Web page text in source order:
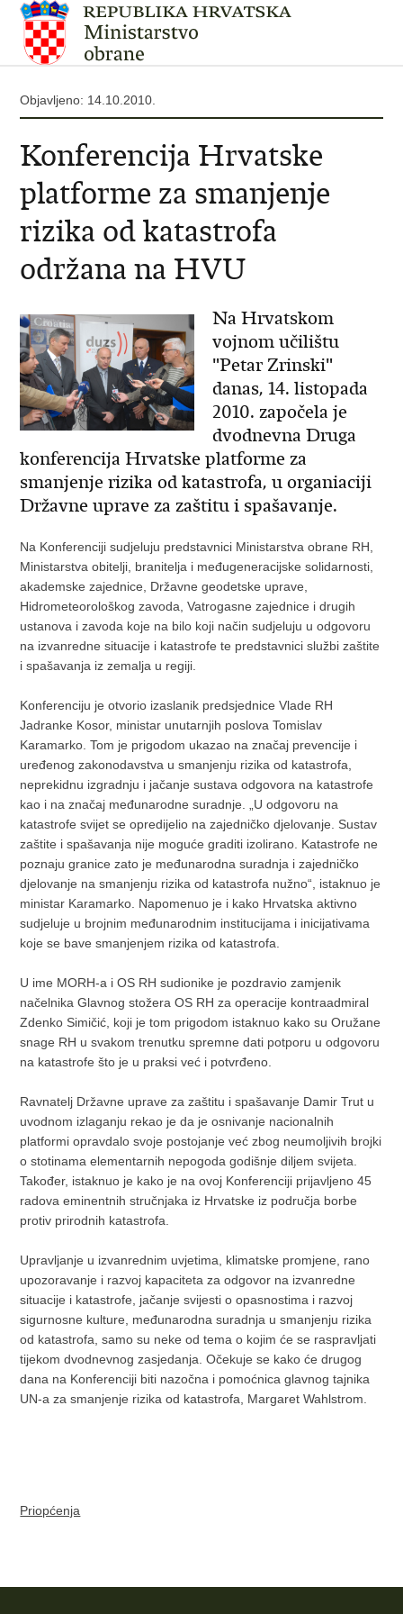
Objavljeno: 14.10.2010.
Konferencija Hrvatske
platforme za smanjenje
rizika od katastrofa
održana na HVU
Na Hrvatskom
vojnom učilištu
"Petar Zrinski"
danas, 14. listopada
2010. započela je
dvodnevna Druga
konferencija Hrvatske platforme za
smanjenje rizika od katastrofa, u organiaciji
Državne uprave za zaštitu i spašavanje.
Na Konferenciji sudjeluju predstavnici Ministarstva obrane RH,
Ministarstva obitelji, branitelja i međugeneracijske solidarnosti,
akademske zajednice, Državne geodetske uprave,
Hidrometeorološkog zavoda, Vatrogasne zajednice i drugih
ustanova i zavoda koje na bilo koji način sudjeluju u odgovoru
na izvanredne situacije i katastrofe te predstavnici službi zaštite
i spašavanja iz zemalja u regiji.
Konferenciju je otvorio izaslanik predsjednice Vlade RH
Jadranke Kosor, ministar unutarnjih poslova Tomislav
Karamarko. Tom je prigodom ukazao na značaj prevencije i
uređenog zakonodavstva u smanjenju rizika od katastrofa,
neprekidnu izgradnju i jačanje sustava odgovora na katastrofe
kao i na značaj međunarodne suradnje. „U odgovoru na
katastrofe svijet se opredijelio na zajedničko djelovanje. Sustav
zaštite i spašavanja nije moguće graditi izolirano. Katastrofe ne
poznaju granice zato je međunarodna suradnja i zajedničko
djelovanje na smanjenju rizika od katastrofa nužno“, istaknuo je
ministar Karamarko. Napomenuo je i kako Hrvatska aktivno
sudjeluje u brojnim međunarodnim institucijama i inicijativama
koje se bave smanjenjem rizika od katastrofa.
U ime MORH-a i OS RH sudionike je pozdravio zamjenik
načelnika Glavnog stožera OS RH za operacije kontraadmiral
Zdenko Simičić, koji je tom prigodom istaknuo kako su Oružane
snage RH u svakom trenutku spremne dati potporu u odgovoru
na katastrofe što je u praksi već i potvrđeno.
Ravnatelj Državne uprave za zaštitu i spašavanje Damir Trut u
uvodnom izlaganju rekao je da je osnivanje nacionalnih
platformi opravdalo svoje postojanje već zbog neumoljivih brojki
o stotinama elementarnih nepogoda godišnje diljem svijeta.
Također, istaknuo je kako je na ovoj Konferenciji prijavljeno 45
radova eminentnih stručnjaka iz Hrvatske iz područja borbe
protiv prirodnih katastrofa.
Upravljanje u izvanrednim uvjetima, klimatske promjene, rano
upozoravanje i razvoj kapaciteta za odgovor na izvanredne
situacije i katastrofe, jačanje svijesti o opasnostima i razvoj
sigurnosne kulture, međunarodna suradnja u smanjenju rizika
od katastrofa, samo su neke od tema o kojim će se raspravljati
tijekom dvodnevnog zasjedanja. Očekuje se kako će drugog
dana na Konferenciji biti nazočna i pomoćnica glavnog tajnika
UN-a za smanjenje rizika od katastrofa, Margaret Wahlstrom.
Priopćenja